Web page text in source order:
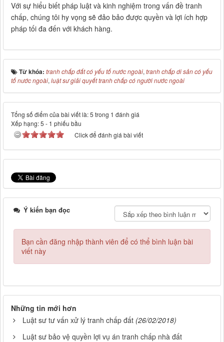
Với sự hiểu biết pháp luật và kinh nghiệm trong vấn đề tranh
chấp, chúng tôi hy vọng sẽ đảo bảo được quyền và lợi ích hợp
pháp tối đa đến với khách hàng.
Từ khóa: tranh chấp đất có yếu tố nước ngoài, tranh chấp di sản có yếu
tố nước ngoài, luật sư giải quyết tranh chấp có người nước ngoài
Tổng số điểm của bài viết là: 5 trong 1 đánh giá
Xếp hạng:5 - 1 phiếu bầu
Click để đánh giá bài viết
Ý kiến bạn đọc
Bạn cần đăng nhập thành viên để có thể bình luận bài
viết này
Những tin mới hơn
Luật sư tư vấn xử lý tranh chấp đất (26/02/2018)
Luật sư bảo vệ quyền lợi vụ án tranh chấp nhà đất